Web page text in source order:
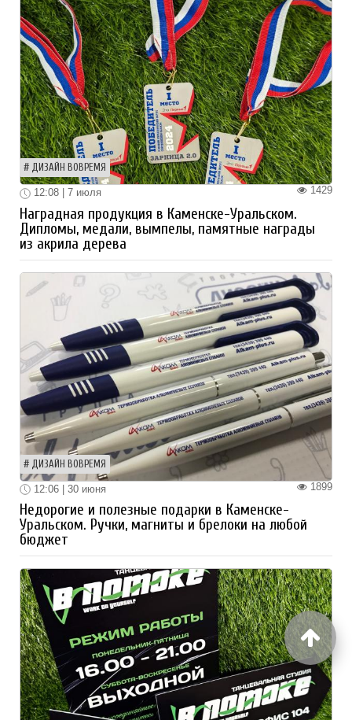
ДИЗАЙН ВОВРЕМЯ
1429
12:08 | 7 июля
Наградная продукция в Каменске-Уральском.
Дипломы, медали, вымпелы, памятные награды
из акрила дерева
ДИЗАЙН ВОВРЕМЯ
1899
12:06 | 30 июня
Недорогие и полезные подарки в Каменске-
Уральском. Ручки, магниты и брелоки на любой
бюджет